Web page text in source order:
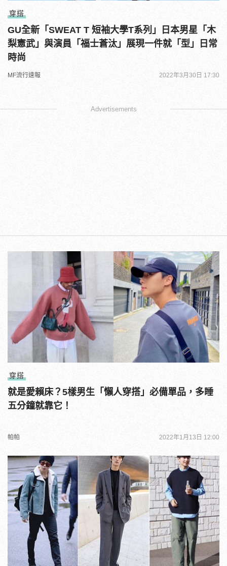
穿搭
GU全新「SWEAT T 短袖大學T系列」日本男星「木
梨憲武」與演員「福士蒼汰」展現一件就「型」日常
時尚
MF流行速報 2022年3月30日 17:30
Advertisements
穿搭
就是愛賴床？5樣男生「懶人穿搭」必備單品，多睡
五分鐘就靠它！
帕帕 2022年1月13日 12:00